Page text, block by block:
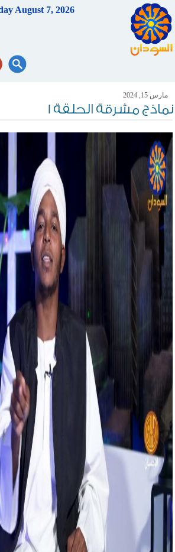
August 7, 2026
مارس 15, 2024
نماذج مشرقة الحلقة 1